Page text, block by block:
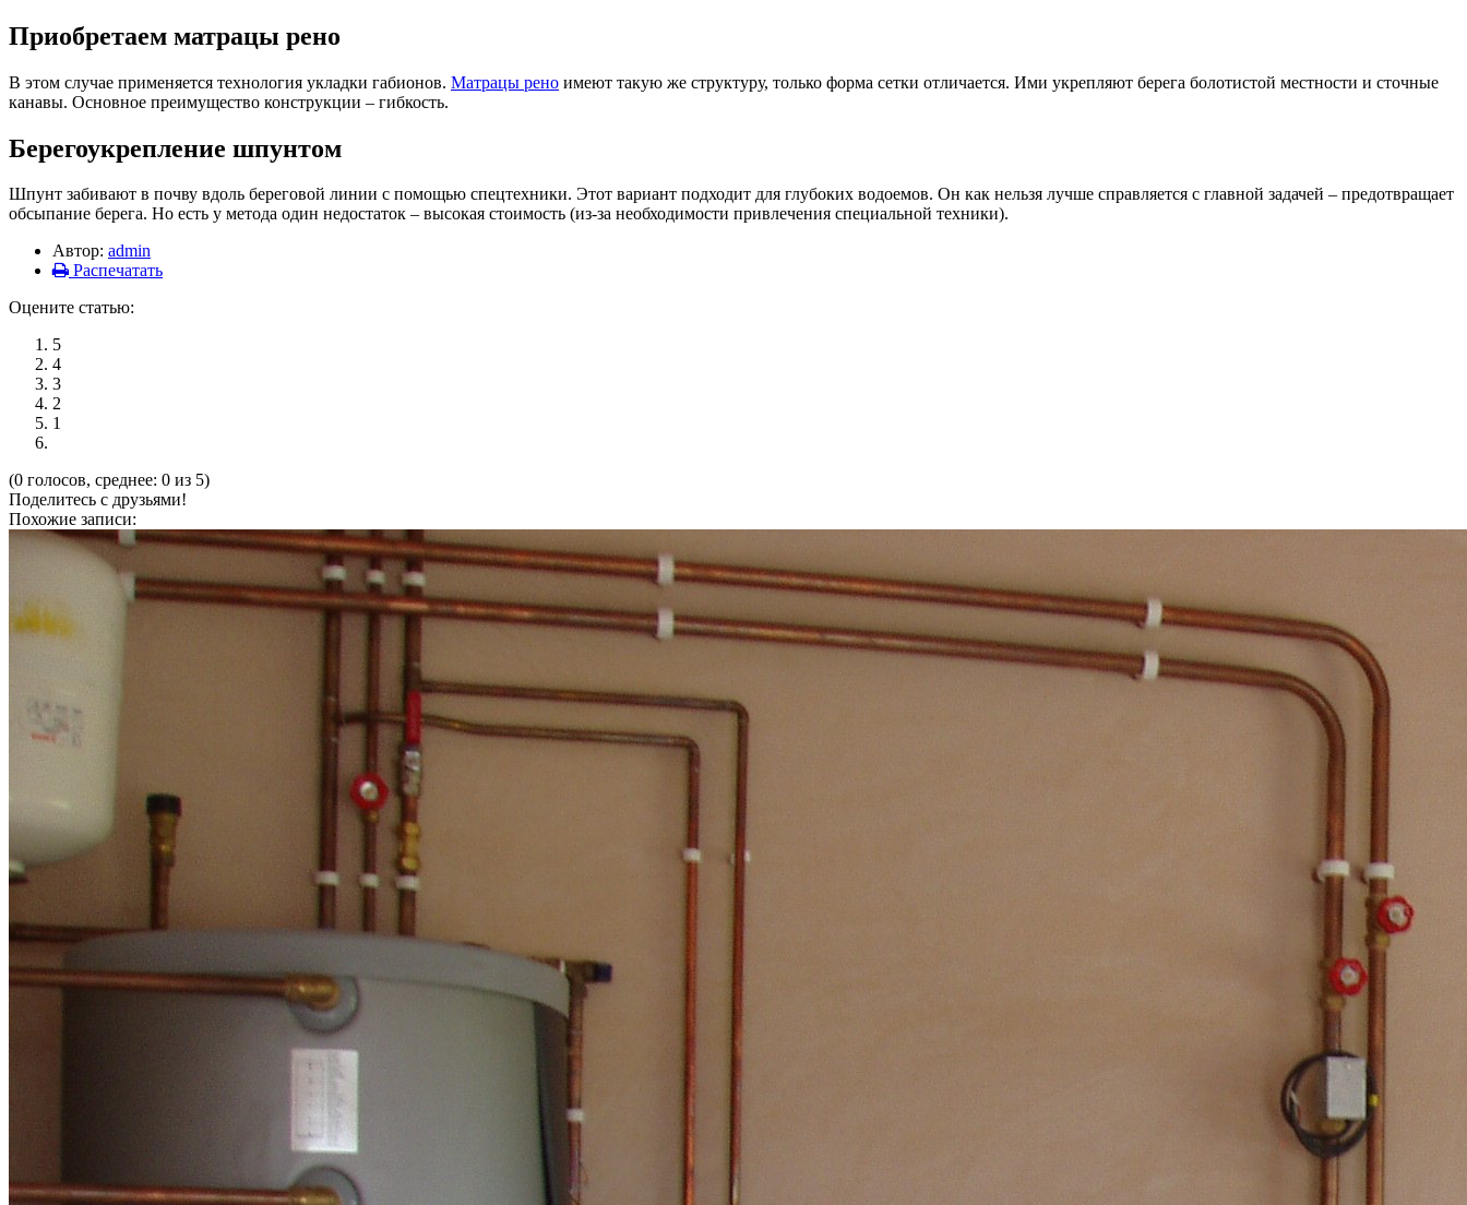
Приобретаем матрацы рено
В этом случае применяется технология укладки габионов. Матрацы рено имеют такую же структуру, только форма сетки отличается. Ими укрепляют берега болотистой местности и сточные
канавы. Основное преимущество конструкции – гибкость.
Берегоукрепление шпунтом
Шпунт забивают в почву вдоль береговой линии с помощью спецтехники. Этот вариант подходит для глубоких водоемов. Он как нельзя лучше справляется с главной задачей – предотвращает
обсыпание берега. Но есть у метода один недостаток – высокая стоимость (из-за необходимости привлечения специальной техники).
Автор: admin
Распечатать
Оцените статью:
5
4
3
2
1
(0 голосов, среднее: 0 из 5)
Поделитесь с друзьями!
Похожие записи: